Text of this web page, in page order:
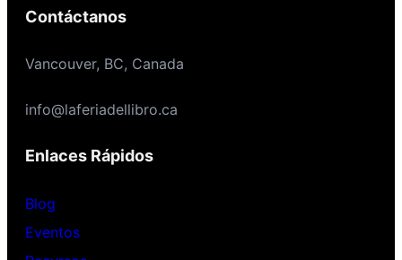
Contáctanos
Vancouver, BC, Canada
info@laferiadellibro.ca
Enlaces Rápidos
Blog
Eventos